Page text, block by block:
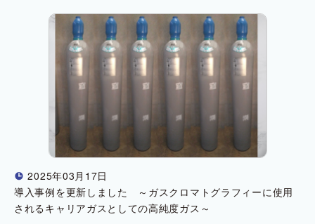
! 2025年03月17日
導入事例を更新しました ～ガスクロマトグラフィーに使用
されるキャリアガスとしての高純度ガス～